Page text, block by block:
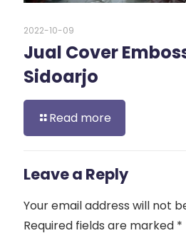
2022-10-09
Jual Cover
Sidoarjo
Read more
Leave a Reply
Your email address will not
Required fields are marked *